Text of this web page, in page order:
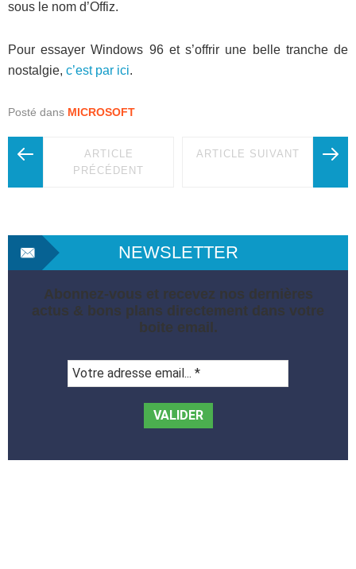
sous le nom d’Offiz.
Pour essayer Windows 96 et s’offrir une belle tranche de
nostalgie, c’est par ici.
Posté dans MICROSOFT
ARTICLE
PRÉCÉDENT
ARTICLE SUIVANT
NEWSLETTER
Abonnez-vous et recevez nos dernières
actus & bons plans directement dans votre
boite email.
adresse